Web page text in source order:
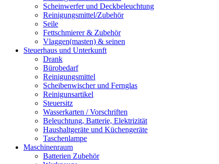
Scheinwerfer und Deckbeleuchtung
Reinigungsmittel/Zubehör
Seile
Fettschmierer & Zubehör
Vlaggen(masten) & seinen
Steuerhaus und Unterkunft
Drank
Bürobedarf
Reinigungsmittel
Scheibenwischer und Fernglas
Reinigunsartikel
Steuersitz
Wasserkarten / Vorschriften
Beleuchtung, Batterie, Elektrizität
Haushaltgeräte und Küchengeräte
Taschenlampe
Maschinenraum
Batterien Zubehör